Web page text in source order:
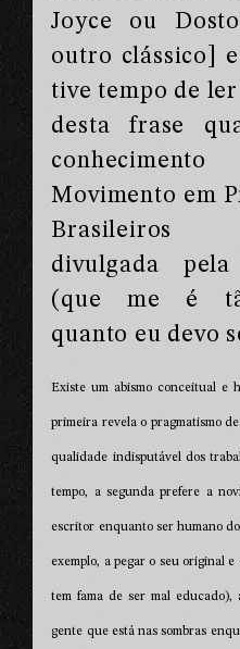
Joyce ou
outro clássico]
tive tempo de
desta frase
Movimento em
Brasileiros
divulgada
(que me é
quanto eu devo
Existe um abismo conceitual e
primeira revela o pragmatismo
qualidade indisputável dos
tempo, a segunda prefere a
escritor enquanto ser humano
exemplo, a pegar o seu original
tem fama de ser mal educado),
gente que está nas sombras